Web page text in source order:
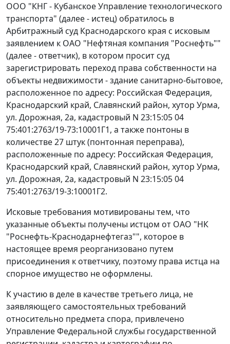
ООО "КНГ - Кубанское Управление технологического
транспорта" (далее - истец) обратилось в
Арбитражный суд Краснодарского края с исковым
заявлением к ОАО "Нефтяная компания "Роснефть""
(далее - ответчик), в котором просит суд
зарегистрировать переход права собственности на
объекты недвижимости - здание санитарно-бытовое,
расположенное по адресу: Российская Федерация,
Краснодарский край, Славянский район, хутор Урма,
ул. Дорожная, 2а, кадастровый N 23:15:05 04
75:401:2763/19-73:10001Г1, а также понтоны в
количестве 27 штук (понтонная переправа),
расположенные по адресу: Российская Федерация,
Краснодарский край, Славянский район, хутор Урма,
ул. Дорожная, 2а, кадастровый N 23:15:05 04
75:401:2763/19-3:10001Г2.
Исковые требования мотивированы тем, что
указанные объекты получены истцом от ОАО "НК
"Роснефть-Краснодарнефтегаз"", которое в
настоящее время реорганизовано путем
присоединения к ответчику, поэтому права истца на
спорное имущество не оформлены.
К участию в деле в качестве третьего лица, не
заявляющего самостоятельных требований
относительно предмета спора, привлечено
Управление Федеральной службы государственной